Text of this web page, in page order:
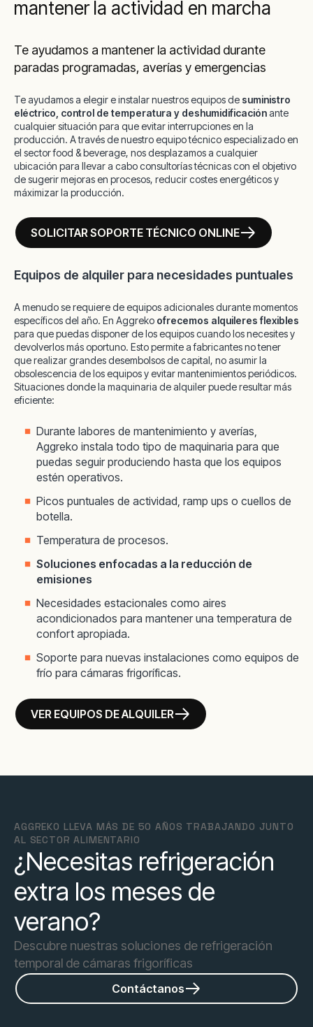
mantener la actividad en marcha
Te ayudamos a mantener la actividad durante
paradas programadas, averías y emergencias
Te ayudamos a elegir e instalar nuestros equipos de suministro
eléctrico, control de temperatura y deshumidificaciónante
cualquier situación para que evitar interrupciones en la
producción. A través de nuestroequipo técnico especializado en
el sectorfood & beverage, nos desplazamos a cualquier
ubicación para llevar a cabo consultorías técnicas con el objetivo
de sugerir mejoras en procesos, reducir costes energéticos y
máximizar la producción.
SOLICITAR SOPORTE TÉCNICO ONLINE
Equipos de alquiler para necesidades puntuales
A menudo se requiere de equipos adicionales durante momentos
específicos del año. En Aggreko ofrecemos alquileres flexibles
para que puedas disponer de los equipos cuando los necesites y
devolverlos más oportuno. Esto permite a fabricantes no tener
que realizar grandes desembolsos de capital, no asumir la
obsolescencia de los equipos y evitar mantenimientos periódicos.
Situaciones donde la maquinaria de alquiler puede resultar más
eficiente:
Durante labores de mantenimiento y averías,
Aggreko instala todo tipo de maquinaria para que
puedas seguir produciendo hasta que los equipos
estén operativos.
Picos puntuales de actividad, ramp ups o cuellos de
botella.
Temperatura de procesos.
Soluciones enfocadas a la reducción de
emisiones
Necesidades estacionales como aires
acondicionados para mantener una temperatura de
confort apropiada.
Soporte para nuevas instalaciones como equipos de
frío para cámaras frigoríficas.
VER EQUIPOS DE ALQUILER
AGGREKO LLEVA MÁS DE 50 AÑOS TRABAJANDO JUNTO
AL SECTOR ALIMENTARIO
¿Necesitas refrigeración
extra los meses de
verano?
Descubre nuestras soluciones de refrigeración
temporal de cámaras frigoríficas
Contáctanos